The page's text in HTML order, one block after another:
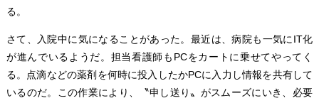
る。
さて、入院中に気になることがあった。最近は、病院も一気にIT化
が進んでいるようだ。担当看護師もPCをカートに乗せてやってく
る。点滴などの薬剤を何時に投入したかPCに入力し情報を共有して
いるのだ。この作業により、〝申し送り〟がスムーズにいき、必要